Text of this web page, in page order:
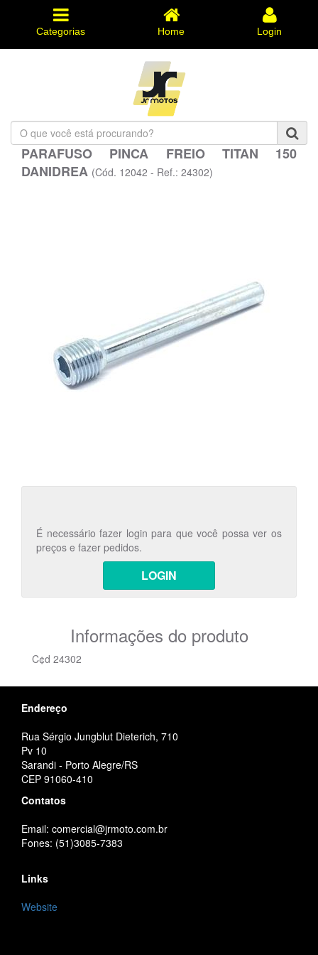
Categorias Home Login
O
que
você
está
PARAFUSO PINCA FREIO TITAN 150
DANIDREA (Cód. 12042 - Ref.: 24302)
É necessário fazer login para que você possa ver os
preços e fazer pedidos.
LOGIN
Informações do produto
C¢d 24302
Endereço
Rua Sérgio Jungblut Dieterich, 710
Pv 10
Sarandi - Porto Alegre/RS
CEP 91060-410
Contatos
Email: comercial@jrmoto.com.br
Fones: (51)3085-7383
Links
Website